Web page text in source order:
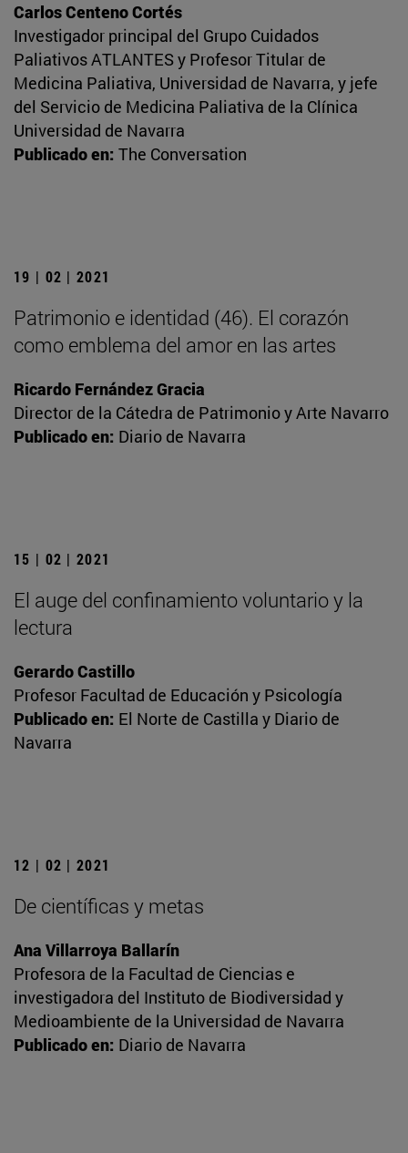
Carlos Centeno Cortés
Investigador principal del Grupo Cuidados
Paliativos ATLANTES y Profesor Titular de
Medicina Paliativa, Universidad de Navarra, y jefe
del Servicio de Medicina Paliativa de la Clínica
Universidad de Navarra
Publicado en: The Conversation
19 | 02 | 2021
Patrimonio e identidad (46). El corazón
como emblema del amor en las artes
Ricardo Fernández Gracia
Director de la Cátedra de Patrimonio y Arte Navarro
Publicado en: Diario de Navarra
15 | 02 | 2021
El auge del confinamiento voluntario y la
lectura
Gerardo Castillo
Profesor Facultad de Educación y Psicología
Publicado en: El Norte de Castilla y Diario de
Navarra
12 | 02 | 2021
De científicas y metas
Ana Villarroya Ballarín
Profesora de la Facultad de Ciencias e
investigadora del Instituto de Biodiversidad y
Medioambiente de la Universidad de Navarra
Publicado en: Diario de Navarra